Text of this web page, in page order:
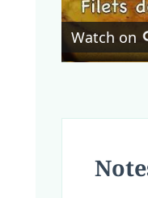
Watch on